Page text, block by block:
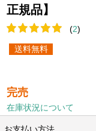
正規品】
(2)
送料無料
完売
在庫状況について
お支払い方法